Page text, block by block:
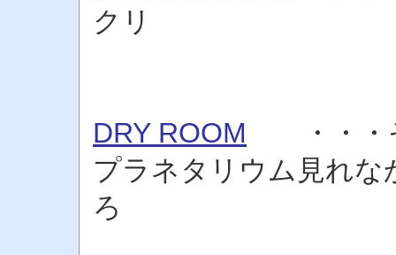
クリ
DRY ROOM ・・・
プラネタリウム見れ
ろ